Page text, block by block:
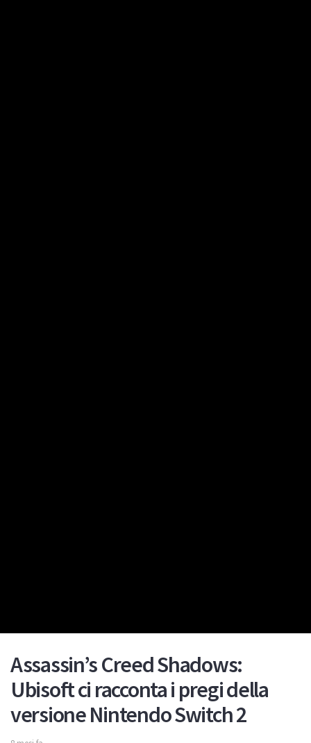
Assassin’s Creed Shadows:
Ubisoft ci racconta i pregi della
versione Nintendo Switch 2